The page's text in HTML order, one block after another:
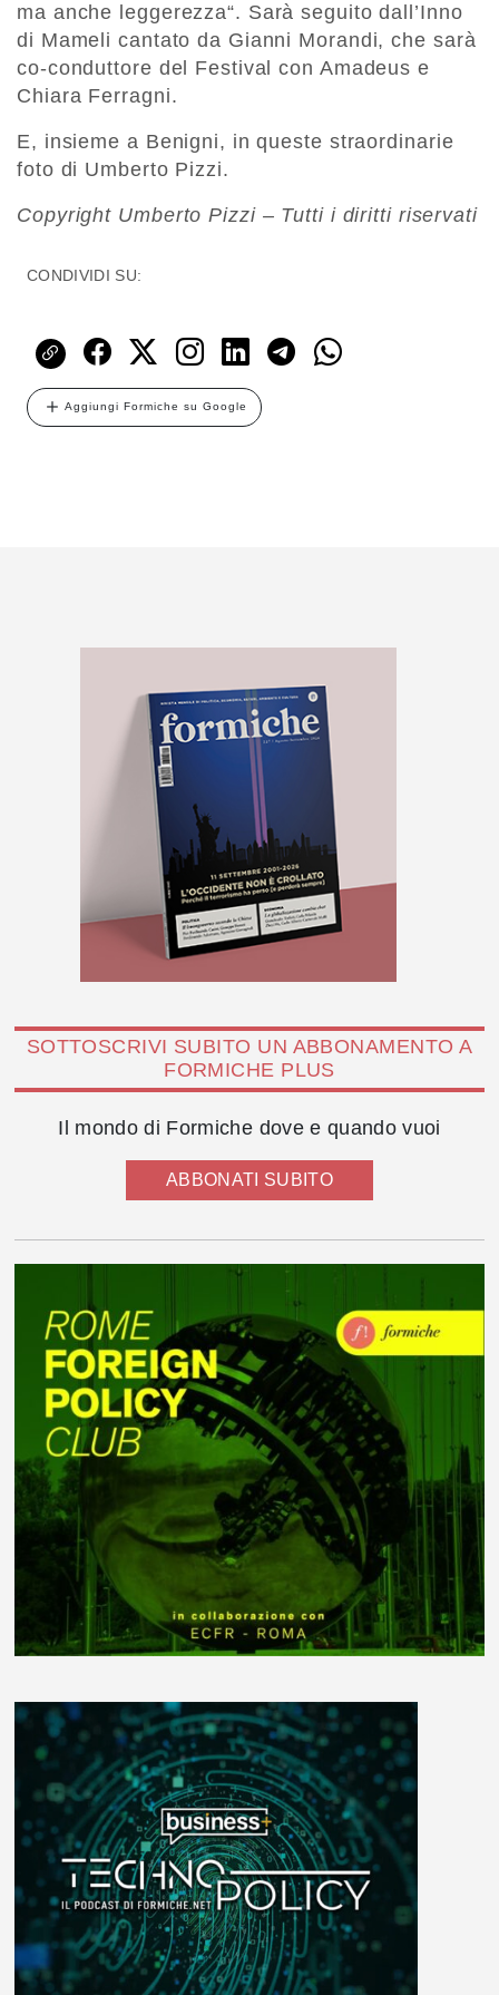
ma anche leggerezza“. Sarà seguito dall’Inno
di Mameli cantato da Gianni Morandi, che sarà
co-conduttore del Festival con Amadeus e
Chiara Ferragni.
E, insieme a Benigni, in queste straordinarie
foto di Umberto Pizzi.
Copyright Umberto Pizzi – Tutti i diritti riservati
CONDIVIDI SU:
Aggiungi Formiche su Google
SOTTOSCRIVI SUBITO UN ABBONAMENTO A
FORMICHE PLUS
Il mondo di Formiche dove e quando vuoi
ABBONATI SUBITO